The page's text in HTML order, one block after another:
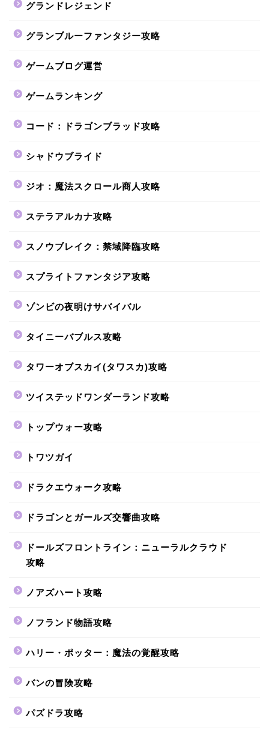
グランドレジェンド
グランブルーファンタジー攻略
ゲームブログ運営
ゲームランキング
コード：ドラゴンブラッド攻略
シャドウブライド
ジオ：魔法スクロール商人攻略
ステラアルカナ攻略
スノウブレイク：禁域降臨攻略
スプライトファンタジア攻略
ゾンビの夜明けサバイバル
タイニーバブルス攻略
タワーオブスカイ(タワスカ)攻略
ツイステッドワンダーランド攻略
トップウォー攻略
トワツガイ
ドラクエウォーク攻略
ドラゴンとガールズ交響曲攻略
ドールズフロントライン：ニューラルクラウド
攻略
ノアズハート攻略
ノフランド物語攻略
ハリー・ポッター：魔法の覚醒攻略
バンの冒険攻略
パズドラ攻略